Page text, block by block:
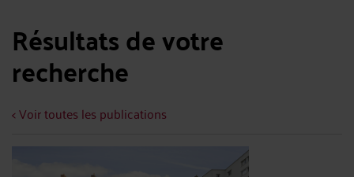
Résultats de votre
recherche
< Voir toutes les publications